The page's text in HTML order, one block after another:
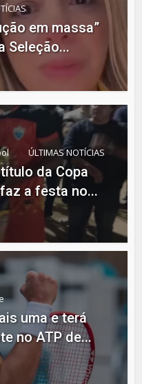
em massa”
Seleção...
ÚLTIMAS NOTÍCIAS
da Copa
a festa no...
uma e terá
no ATP de...